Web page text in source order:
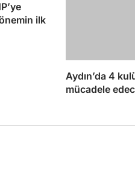
ilk
Aydın’da 4
mücadele